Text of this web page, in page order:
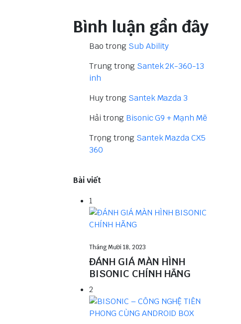
Bình luận gần đây
Bao trong Sub Ability
Trungtrong Santek 2K-360-13
inh
Huytrong Santek Mazda 3
Hải trong Bisonic G9 + Mạnh Mẽ
Trọngtrong Santek Mazda CX5
360
Bài viết
1
Tháng Mười 18, 2023
ĐÁNH GIÁ MÀN HÌNH
BISONIC CHÍNH HÃNG
2